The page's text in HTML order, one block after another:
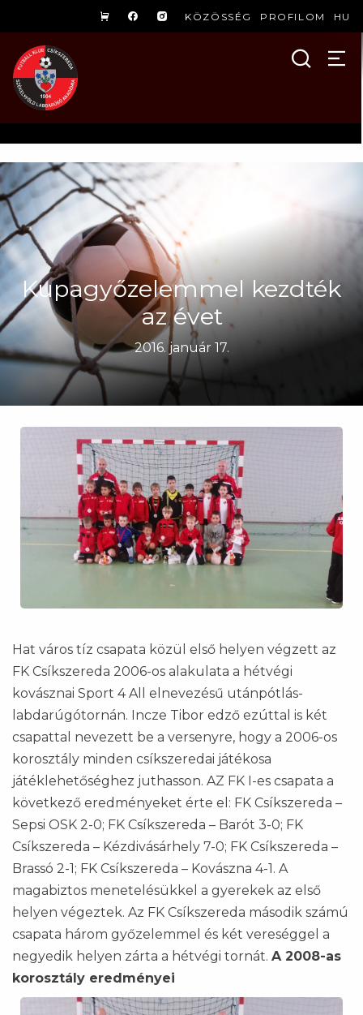
KÖZÖSSÉG PROFILOM HU
Kupagyőzelemmel kezdték
az évet
2016. január 17.
Hat város tíz csapata közül első helyen végzett az
FK Csíkszereda 2006-os alakulata a hétvégi
kovásznai Sport 4 All elnevezésű utánpótlás-
labdarúgótornán. Incze Tibor edző ezúttal is két
csapattal nevezett be a versenyre, hogy a 2006-os
korosztály minden csíkszeredai játékosa
játéklehetőséghez juthasson. AZ FK I-es csapata a
következő eredményeket érte el: FK Csíkszereda –
Sepsi OSK 2-0; FK Csíkszereda – Barót 3-0; FK
Csíkszereda – Kézdivásárhely 7-0; FK Csíkszereda –
Brassó 2-1; FK Csíkszereda – Kovászna 4-1. A
magabiztos menetelésükkel a gyerekek az első
helyen végeztek. Az FK Csíkszereda második számú
csapata három győzelemmel és két vereséggel a
negyedik helyen zárta a hétvégi tornát. A 2008-as
korosztály eredményei